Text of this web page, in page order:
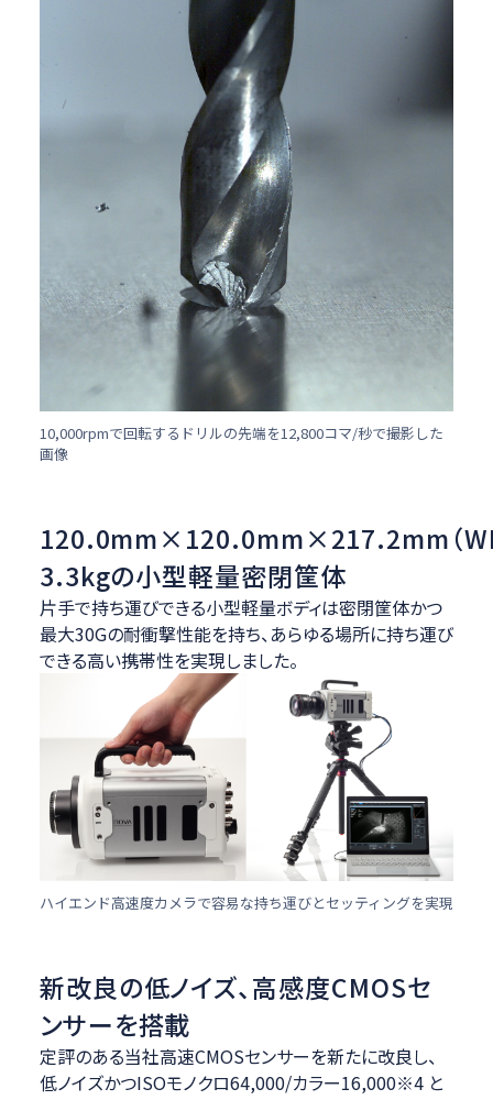
10,000rpmで回転するドリルの先端を12,800コマ/秒で撮影した
画像
120.0mm×120.0mm×217.2mm（
3.3kgの小型軽量密閉筐体
片手で持ち運びできる小型軽量ボディは密閉筐体かつ
最大30Gの耐衝撃性能を持ち、あらゆる場所に持ち運び
できる高い携帯性を実現しました。
ハイエンド高速度カメラで容易な持ち運びとセッティングを実現
新改良の低ノイズ、高感度CMOSセ
ンサーを搭載
定評のある当社高速CMOSセンサーを新たに改良し、
低ノイズかつISOモノクロ64,000/カラー16,000※4 と